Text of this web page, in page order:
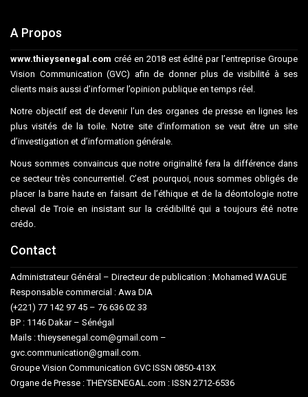
A Propos
www.thieysenegal.com créé en 2018 est édité par l’entreprise Groupe
Vision Communication (GVC) afin de donner plus de visibilité à ses
clients mais aussi d’informer l’opinion publique en temps réel.
Notre objectif est de devenir l’un des organes de presse en lignes les
plus visités de la toile. Notre site d’information se veut être un site
d’investigation et d’information générale.
Nous sommes convaincus que notre originalité fera la différence dans
ce secteur très concurrentiel. C’est pourquoi, nous sommes obligés de
placer la barre haute en faisant de l’éthique et de la déontologie notre
cheval de Troie en insistant sur la crédibilité qui a toujours été notre
crédo.
Contact
Administrateur Général – Directeur de publication : Mohamed WAGUE
Responsable commercial : Awa DIA
(+221) 77 142 97 45 – 76 636 02 33
BP : 1146 Dakar – Sénégal
Mails : thieysenegal.com@gmail.com –
gvc.communication@gmail.com.
Groupe Vision Communication GVC ISSN 0850-413X
Organe de Presse : THEYSENEGAL.com : ISSN 2712-6536